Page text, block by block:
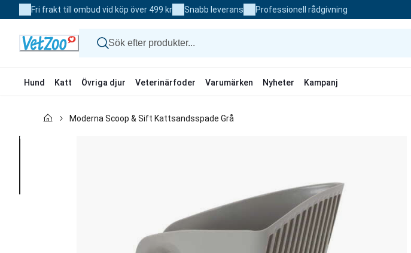
to
Fri frakt till ombud vid köp över 499 kr Snabb leverans Professionell rådgivning
Hund Katt Övriga djur Veterinärfoder Varumärken Nyheter Kampanj
Moderna Scoop & Sift Kattsandsspade Grå